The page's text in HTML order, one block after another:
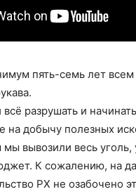
пять-семь лет всем
разрушать и
на добычу полезных
вывозили весь уголь,
К сожалению, на
РХ не озабочено